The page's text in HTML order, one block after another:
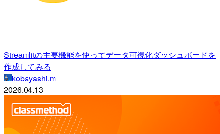
Streamlitの主要機能を使ってデータ可視化ダッシュボードを
作成してみる
kobayashi.m
2026.04.13